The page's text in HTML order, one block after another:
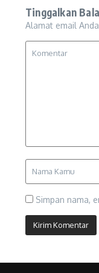
Tinggalkan
Alamat email
Simpan nama,